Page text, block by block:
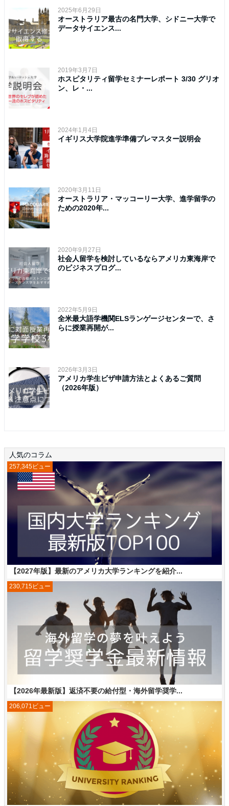
2025年6月29日
オーストラリア最古の名門大学、シドニー大学で
データサイエンス...
2019年3月7日
ホスピタリティ留学セミナーレポート 3/30 グリオ
ン、レ・...
2024年1月4日
イギリス大学院進学準備プレマスター説明会
2020年3月11日
オーストラリア・マッコーリー大学、進学留学の
ための2020年...
2020年9月27日
社会人留学を検討しているならアメリカ東海岸で
のビジネスプログ...
2022年5月9日
全米最大語学機関ELSランゲージセンターで、さ
らに授業再開が...
2026年3月3日
アメリカ学生ビザ申請方法とよくあるご質問
（2026年版）
人気のコラム
【2027年版】最新のアメリカ大学ランキングを紹介...
257,345ビュー
【2026年最新版】返済不要の給付型・海外留学奨学...
230,715ビュー
206,071ビュー